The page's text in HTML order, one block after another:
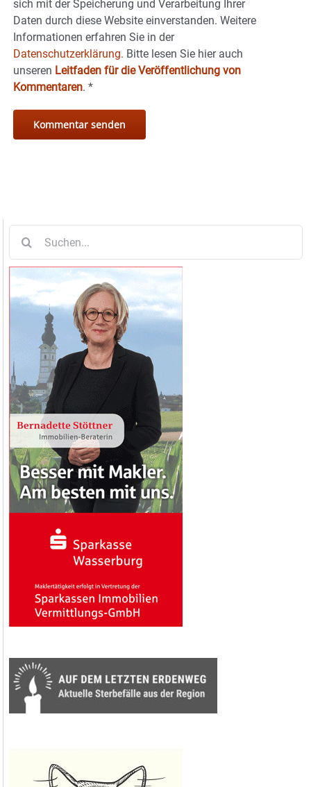
sich mit der Speicherung und Verarbeitung Ihrer
Daten durch diese Website einverstanden. Weitere
Informationen erfahren Sie in der
Datenschutzerklärung. Bitte lesen Sie hier auch
unseren Leitfaden für die Veröffentlichung von
Kommentaren. *
nach: